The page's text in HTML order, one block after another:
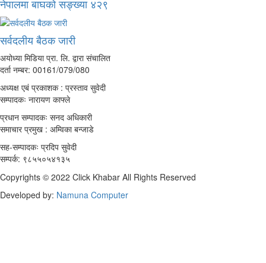
नेपालमा बाघको सङ्ख्या ४२९
सर्वदलीय बैठक जारी
अयोध्या मिडिया प्रा. लि. द्वारा संचालित
दर्ता नम्बर: 00161/079/080
अध्यक्ष एबं प्रकाशक : प्रस्ताव सुवेदी
सम्पादकः नारायण काफ्ले
प्रधान सम्पादकः सनद अधिकारी
समाचार प्रमुख : अम्विका बन्जाडे
सह-सम्पादकः प्रदिप सुवेदी
सम्पर्क: ९८५५०५४१३५
Copyrights © 2022 Click Khabar All Rights Reserved
Developed by: Namuna Computer